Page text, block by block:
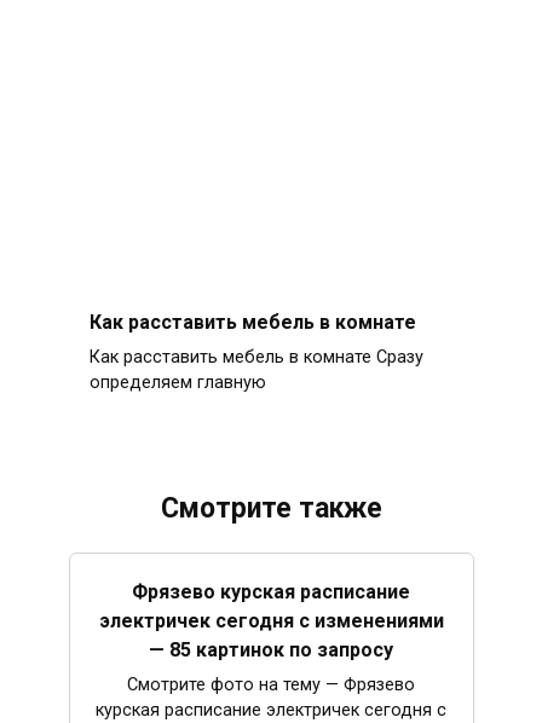
Как расставить мебель в комнате
Как расставить мебель в комнате Сразу
определяем главную
Смотрите также
Фрязево курская расписание
электричек сегодня с изменениями
— 85 картинок по запросу
Смотрите фото на тему — Фрязево
курская расписание электричек сегодня с